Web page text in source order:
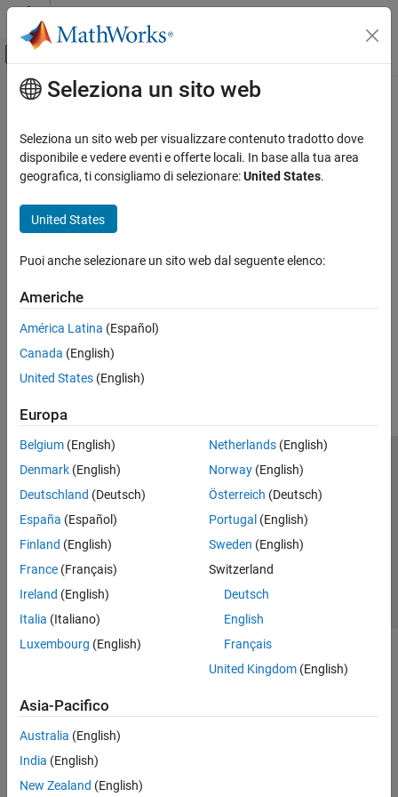
Vai al contenuto
Attiva/disattiva menu di navigazione
Pagina iniziale della documentazione
Contenuto principale
Seleziona un sito web
Seleziona un sito web per visualizzare contenuto tradotto dove
disponibile e vedere eventi e offerte locali. In base alla tua area
geografica, ti consigliamo di selezionare:United States.
United States
Puoi anche selezionare un sito web dal seguente elenco:
Americhe
América Latina (Español)
Canada (English)
United States (English)
Europa
Belgium (English)
Denmark (English)
Deutschland (Deutsch)
España (Español)
Finland (English)
France (Français)
Ireland (English)
Italia (Italiano)
Luxembourg (English)
Netherlands(English)
Norway(English)
Österreich (Deutsch)
Portugal (English)
Sweden (English)
Switzerland
Deutsch
English
Français
United Kingdom(English)
Asia-Pacifico
Australia (English)
India (English)
New Zealand (English)
Centro di fiducia
Informativa sulla privacy
Antipirateria
Stato dell'applicazione
Contatti
© 1994-2026 The MathWorks, Inc.